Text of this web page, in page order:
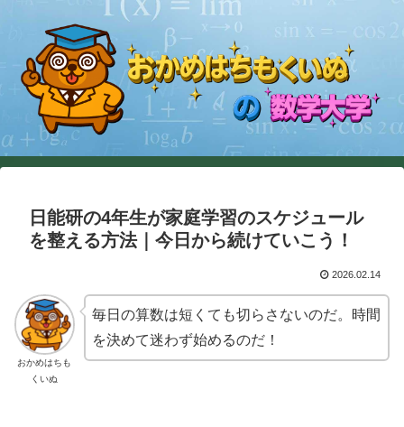
日能研の4年生が家庭学習のスケジュール
を整える方法｜今日から続けていこう！
2026.02.14
おかめはちも
くいぬ
毎日の算数は短くても切らさないのだ。時間
を決めて迷わず始めるのだ！